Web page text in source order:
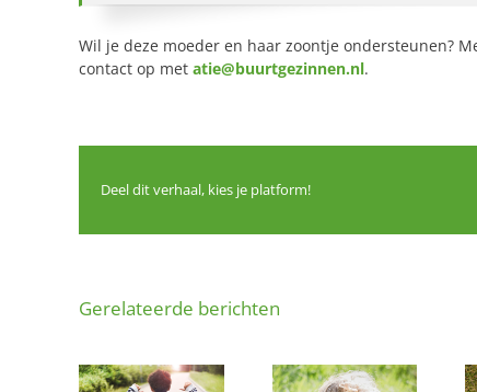
Wil je deze moeder en haar zoontje ondersteunen?
contact op met atie@buurtgezinnen.nl.
Deel dit verhaal, kies je platform!
Gerelateerde berichten